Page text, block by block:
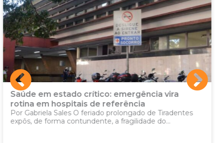
Educação e guerra custam caro
POR GABRIELA SALES O avanço da inflação em
fevereiro acendeu um sinal de atenção, ainda...